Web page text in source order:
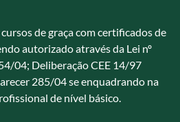
de graça com certificados de
autorizado através da Lei nº
04; Deliberação CEE 14/97
285/04 se enquadrando na
de nível básico.